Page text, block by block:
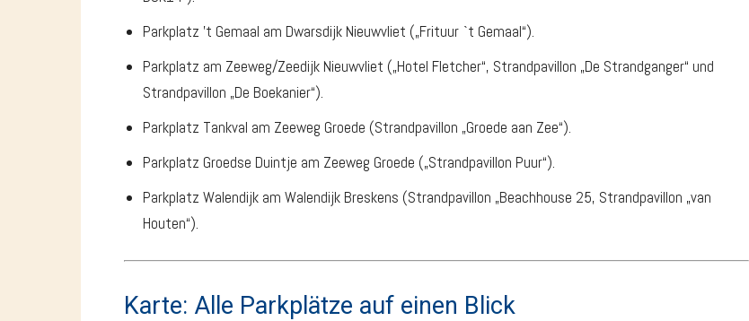
Parkplatz ’t Gemaal am Dwarsdijk Nieuwvliet („Frituur `t Gemaal“).
Parkplatz am Zeeweg/Zeedijk Nieuwvliet („Hotel Fletcher“, Strandpavillon „De Strandganger“ und
Strandpavillon „De Boekanier“).
Parkplatz Tankval am Zeeweg Groede (Strandpavillon „Groede aan Zee“).
Parkplatz Groedse Duintje am Zeeweg Groede („Strandpavillon Puur“).
Parkplatz Walendijk am Walendijk Breskens (Strandpavillon „Beachhouse 25, Strandpavillon „van
Houten“).
Karte: Alle Parkplätze auf einen Blick